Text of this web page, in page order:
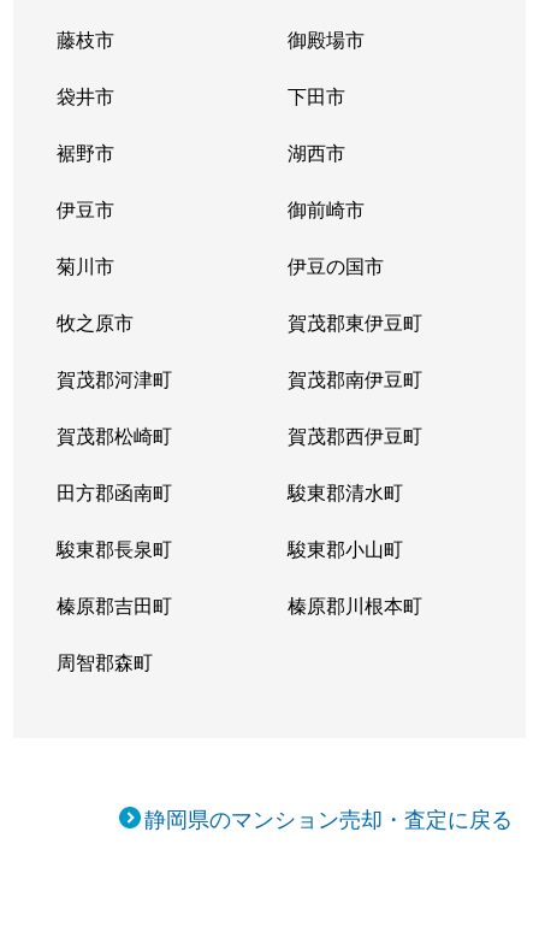
藤枝市 御殿場市
袋井市 下田市
裾野市 湖西市
伊豆市 御前崎市
菊川市 伊豆の国市
牧之原市 賀茂郡東伊豆町
賀茂郡河津町 賀茂郡南伊豆町
賀茂郡松崎町 賀茂郡西伊豆町
田方郡函南町 駿東郡清水町
駿東郡長泉町 駿東郡小山町
榛原郡吉田町 榛原郡川根本町
周智郡森町
静岡県のマンション売却・査定に戻る